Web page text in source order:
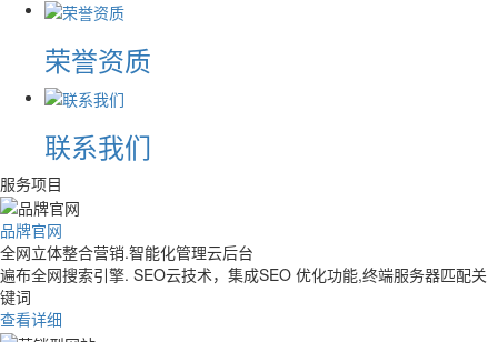
荣誉资质
联系我们
服务项目
品牌官网
全网立体整合营销.智能化管理云后台
遍布全网搜索引擎. SEO云技术，集成SEO 优化功能,终端服务器匹配关
键词
查看详细